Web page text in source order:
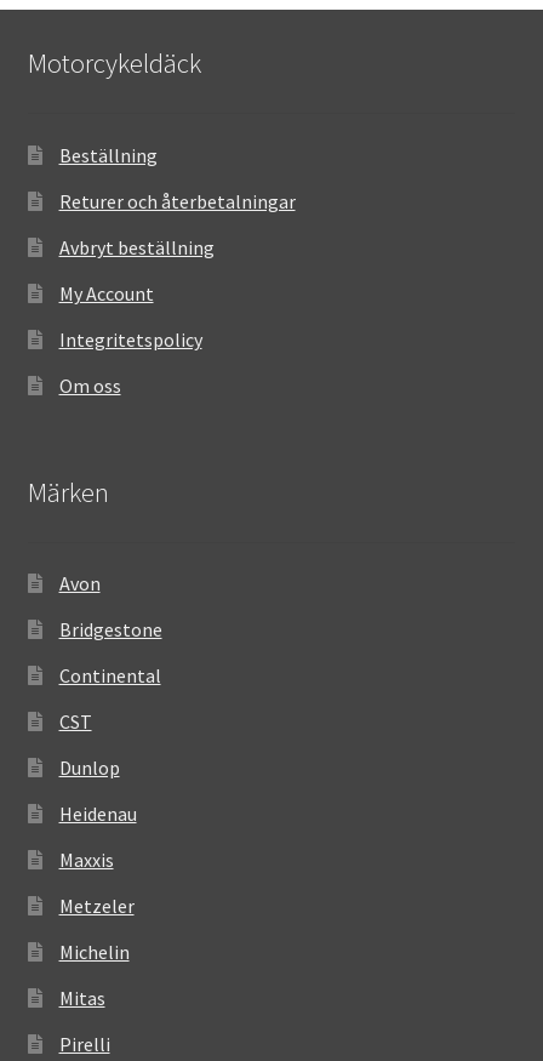
Motorcykeldäck
Beställning
Returer och återbetalningar
Avbryt beställning
My Account
Integritetspolicy
Om oss
Märken
Avon
Bridgestone
Continental
CST
Dunlop
Heidenau
Maxxis
Metzeler
Michelin
Mitas
Pirelli